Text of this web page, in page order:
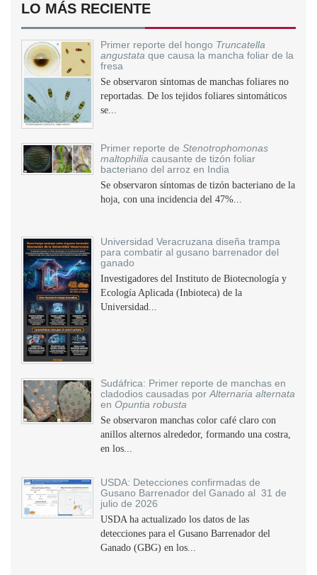
LO MÁS RECIENTE
Primer reporte del hongo Truncatella
angustata que causa la mancha foliar de la
fresa
Se observaron síntomas de manchas foliares no
reportadas. De los tejidos foliares sintomáticos
se...
Primer reporte de Stenotrophomonas
maltophilia causante de tizón foliar
bacteriano del arroz en India
Se observaron síntomas de tizón bacteriano de la
hoja, con una incidencia del 47%...
Universidad Veracruzana diseña trampa
para combatir al gusano barrenador del
ganado
Investigadores del Instituto de Biotecnología y
Ecología Aplicada (Inbioteca) de la
Universidad...
Sudáfrica: Primer reporte de manchas en
cladodios causadas por Alternaria alternata
en Opuntia robusta
Se observaron manchas color café claro con
anillos alternos alrededor, formando una costra,
en los...
USDA: Detecciones confirmadas de
Gusano Barrenador del Ganado al 31 de
julio de 2026
USDA ha actualizado los datos de las
detecciones para el Gusano Barrenador del
Ganado (GBG) en los...